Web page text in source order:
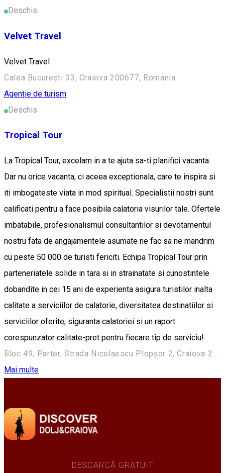
Deschis
Velvet Travel
Velvet Travel
Calea București 33, Craiova 200677, Romania
Agenție de turism
Deschis
Tropical Tour
La Tropical Tour, excelam in a te ajuta sa-ti planifici vacanta.
Dar nu orice vacanta, ci aceea exceptionala, care te inspira si
iti imbogateste viata in mod spiritual. Specialistii nostri sunt
calificati pentru a face posibila calatoria visurilor tale. Ofertele
imbatabile, profesionalismul consultantilor si devotamentul
nostru fata de angajamentele asumate ne fac sa ne mandrim
cu peste 50 000 de turisti fericiti. Echipa Tropical Tour prin
parteneriatele solide in tara si in strainatate si cunostintele
dobandite in cei 15 ani de experienta asigura turistilor inalta
calitate a serviciilor de calatorie, diversitatea destinatiilor si
serviciilor oferite, siguranta calatoriei si un raport
corespunzator calitate-pret pentru fiecare tip de serviciu!
Bloc 49, Parter, Strada Nicolaescu Plopşor 2, Craiova 200733, Romania
Mai multe
DESCARCĂ GRATUIT